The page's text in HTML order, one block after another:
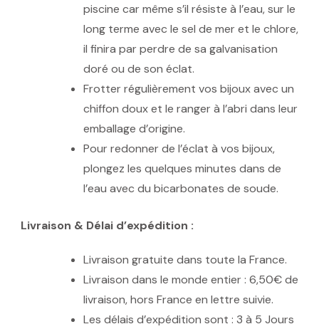
piscine car même s’il résiste à l’eau, sur le
long terme avec le sel de mer et le chlore,
il finira par perdre de sa galvanisation
doré ou de son éclat.
Frotter régulièrement vos bijoux avec un
chiffon doux et le ranger à l’abri dans leur
emballage d’origine.
Pour redonner de l’éclat à vos bijoux,
plongez les quelques minutes dans de
l’eau avec du bicarbonates de soude.
Livraison & Délai d’expédition :
Livraison gratuite dans toute la France.
Livraison dans le monde entier : 6,50€ de
livraison, hors France en lettre suivie.
Les délais d’expédition sont : 3 à 5 Jours